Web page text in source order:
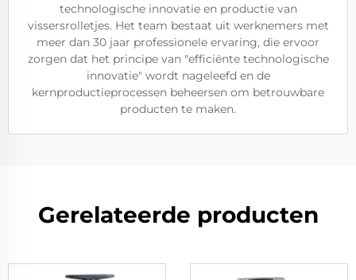
technologische innovatie en productie van
vissersrolletjes. Het team bestaat uit werknemers met
meer dan 30 jaar professionele ervaring, die ervoor
zorgen dat het principe van "efficiënte technologische
innovatie" wordt nageleefd en de
kernproductieprocessen beheersen om betrouwbare
producten te maken.
Gerelateerde producten